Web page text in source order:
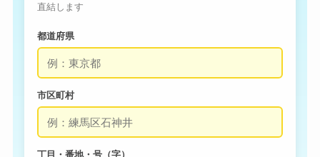
直結します
都道府県
市区町村
丁目・番地・号（字）